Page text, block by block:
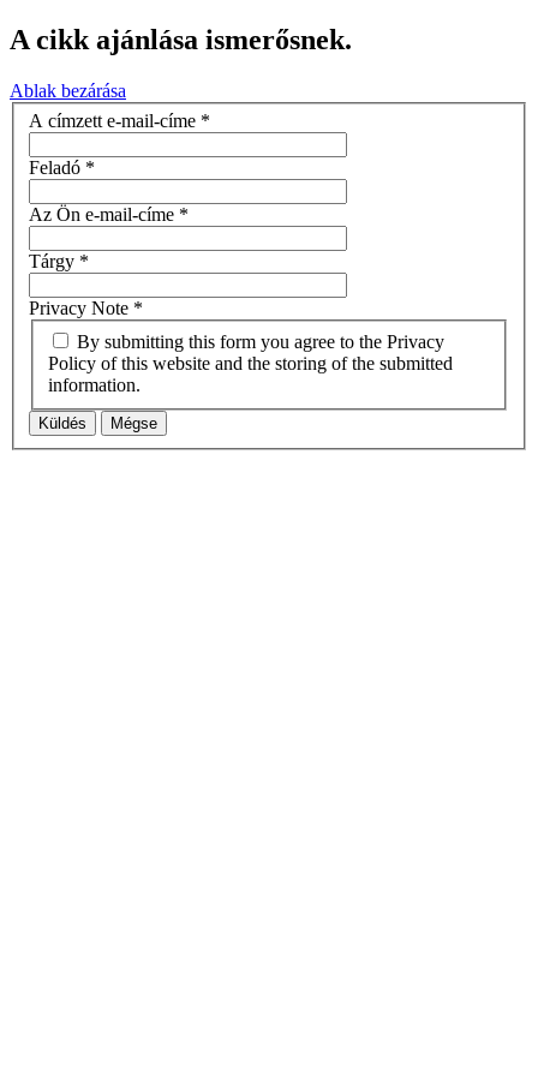
A cikk ajánlása ismerősnek.
Ablak bezárása
A címzett e-mail-címe *
Feladó *
Az Ön e-mail-címe *
Tárgy *
Privacy Note *
Policy of this website and the storing of the submitted
information.
Küldés Mégse